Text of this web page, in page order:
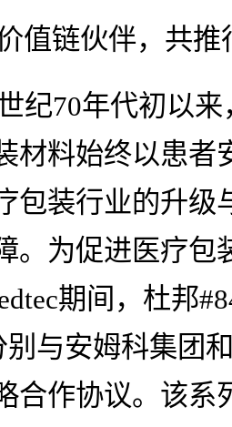
值链伙伴，共推
纪70年代初以
材料始终以患
包装行业的升级
。为促进医疗包
期间，杜邦
别与安姆科集团
合作协议。该系